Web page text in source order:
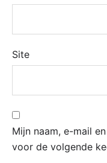
Site
Mijn naam, e-mail
voor de volgende